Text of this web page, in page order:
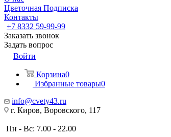
Цветочная Подписка
Контакты
+7 8332 59-99-99
Заказать звонок
Задать вопрос
Войти
Корзина0
Избранные товары0
info@cvety43.ru
г. Киров, Воровского, 117
Пн - Вс: 7.00 - 22.00